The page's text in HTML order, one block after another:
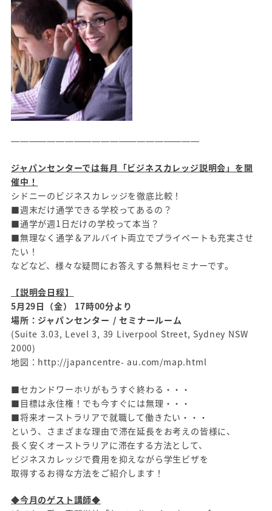
—————————————————————
ジャパンセンターでは毎月「ビジネスカレッジ説明会」を開
催中！
シドニーのビジネスカレッジを徹底比較！
■週末だけ通学できる学校ってあるの？
■通学が週1日だけの学校って本当？
■無理なく通学＆アルバイト両立でプライベートも充実させ
たい！
などなど、様々な疑問にお答えする無料セミナーです。
【説明会日程】
5月29日（金） 17時00分より
場所：ジャパンセンター / セミナールーム
(Suite 3.03, Level 3, 39 Liverpool Street, Sydney NSW
2000)
地図：http://japancentre- au.com/map.html
■セカンドワーホリがもうすぐ終わる・・・
■目標は永住権！でも今すぐには無理・・・
■将来オーストラリアで就職して働きたい・・・
という、さまざまな理由で滞在延長をお考えの皆様に、
長く安くオーストラリアに滞在する方法として、
ビジネスカレッジで費用を抑えながら学生ビザを
取得するお得な方法をご紹介します！
◆今月のゲスト講師◆